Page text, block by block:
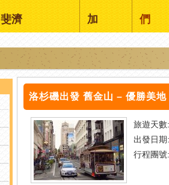
斐濟
加
們
洛杉磯出發 舊金山 – 優勝美
旅遊天
出發日
行程團